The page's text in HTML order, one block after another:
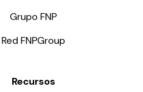
Grupo FNP
Red FNPGroup
Recursos